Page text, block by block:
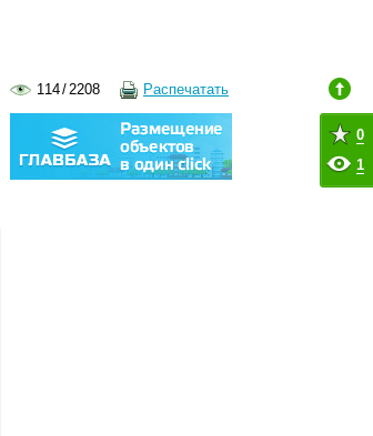
114/2208 Распечатать
0
1